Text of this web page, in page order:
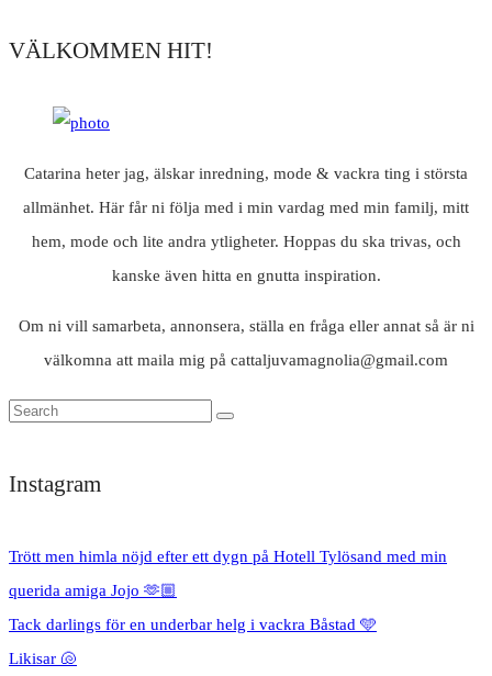
VÄLKOMMEN HIT!
Catarina heter jag, älskar inredning, mode & vackra ting i största
allmänhet. Här får ni följa med i min vardag med min familj, mitt
hem, mode och lite andra ytligheter. Hoppas du ska trivas, och
kanske även hitta en gnutta inspiration.
Om ni vill samarbeta, annonsera, ställa en fråga eller annat så är ni
välkomna att maila mig på cattaljuvamagnolia@gmail.com
Instagram
Trött men himla nöjd efter ett dygn på Hotell Tylösand med min
querida amiga Jojo 🫶🏼
Tack darlings för en underbar helg i vackra Båstad 🩵
Likisar 🐚